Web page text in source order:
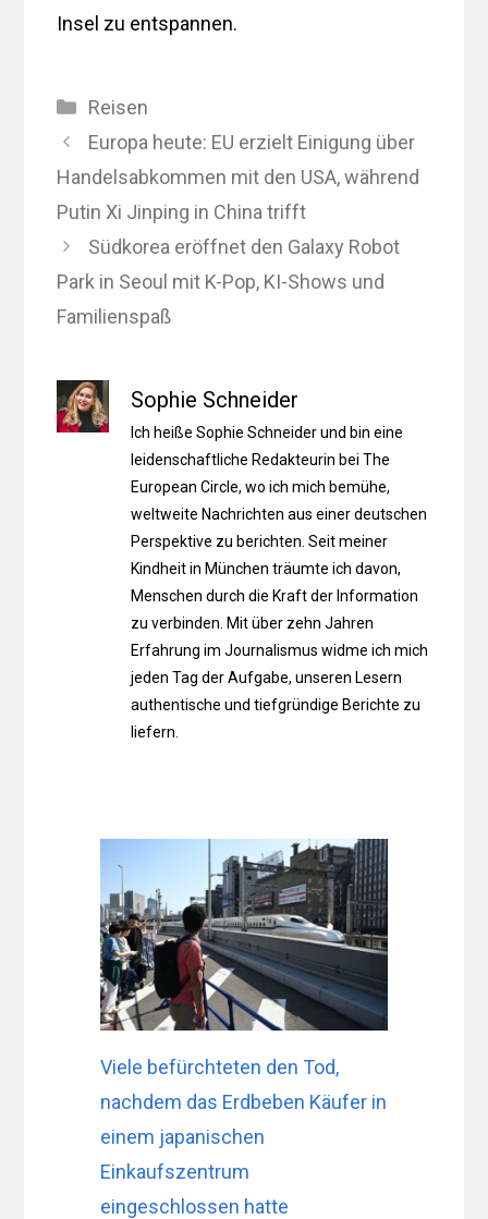
Insel zu entspannen.
Kategorien
Reisen
Europa heute: EU erzielt Einigung über
Handelsabkommen mit den USA, während
Putin Xi Jinping in China trifft
Südkorea eröffnet den Galaxy Robot
Park in Seoul mit K-Pop, KI-Shows und
Familienspaß
Sophie Schneider
Ich heiße Sophie Schneider und bin eine
leidenschaftliche Redakteurin bei The
European Circle, wo ich mich bemühe,
weltweite Nachrichten aus einer deutschen
Perspektive zu berichten. Seit meiner
Kindheit in München träumte ich davon,
Menschen durch die Kraft der Information
zu verbinden. Mit über zehn Jahren
Erfahrung im Journalismus widme ich mich
jeden Tag der Aufgabe, unseren Lesern
authentische und tiefgründige Berichte zu
liefern.
Viele befürchteten den Tod,
nachdem das Erdbeben Käufer in
einem japanischen
Einkaufszentrum
eingeschlossen hatte